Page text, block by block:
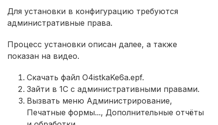
Для установки в конфигурацию требуются
административные права.
Процесс установки описан далее, а также
показан на видео.
Скачать файл O4istkaKe6a.epf.
Зайти в 1С с административными правами.
Вызвать меню Администрирование,
Печатные формы..., Дополнительные отчёты